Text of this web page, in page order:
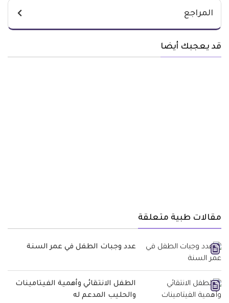
المراجع
قد يعجبك أيضا
مقالات طبية متعلقة
عدد وجبات الطفل في عمر السنة
الطفل الانتقائي وأهمية الفيتامينات
والحليب المدعم له